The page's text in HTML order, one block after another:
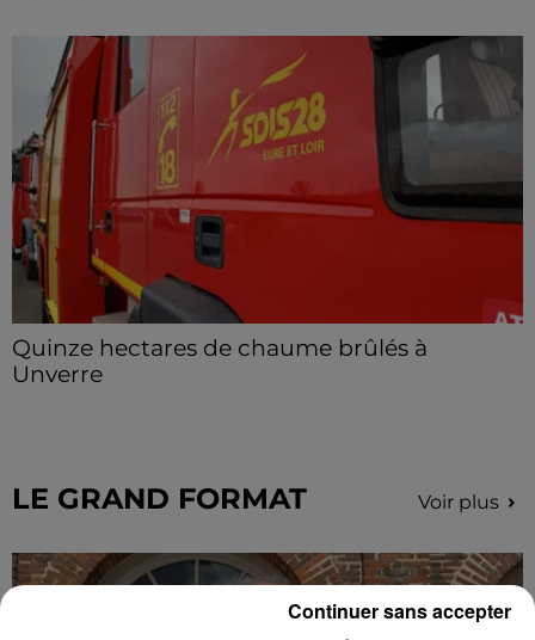
Quinze hectares de chaume brûlés à
Unverre
LE GRAND FORMAT Voir plus
Continuer sans accepter